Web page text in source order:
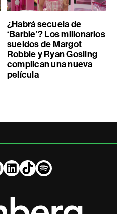
¿Habrá secuela de
‘Barbie’? Los millonarios
sueldos de Margot
Robbie y Ryan Gosling
complican una nueva
película